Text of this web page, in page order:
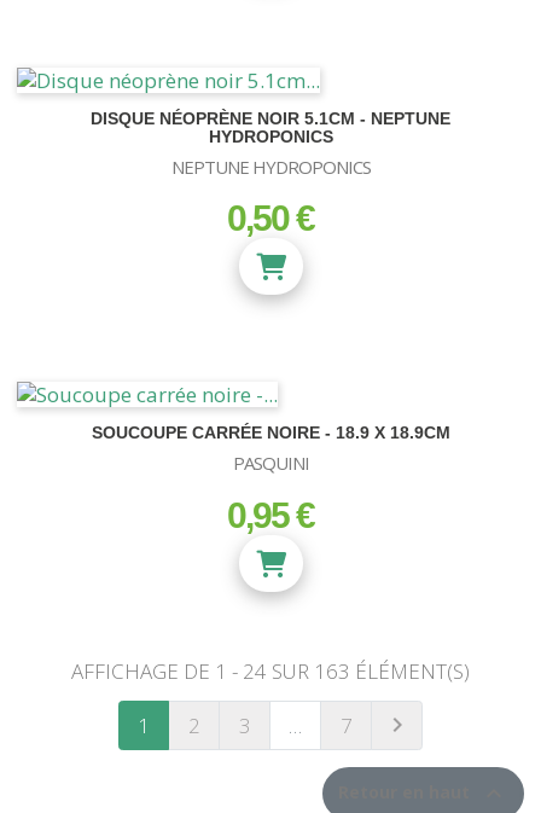
DISQUE NÉOPRÈNE NOIR 5.1CM - NEPTUNE
HYDROPONICS
NEPTUNE HYDROPONICS
prix
0,50 €
SOUCOUPE CARRÉE NOIRE - 18.9 X 18.9CM
PASQUINI
prix
0,95 €
AFFICHAGE DE 1 - 24 SUR 163 ÉLÉMENT(S)
1
2 3 … 7 SUIVANT
